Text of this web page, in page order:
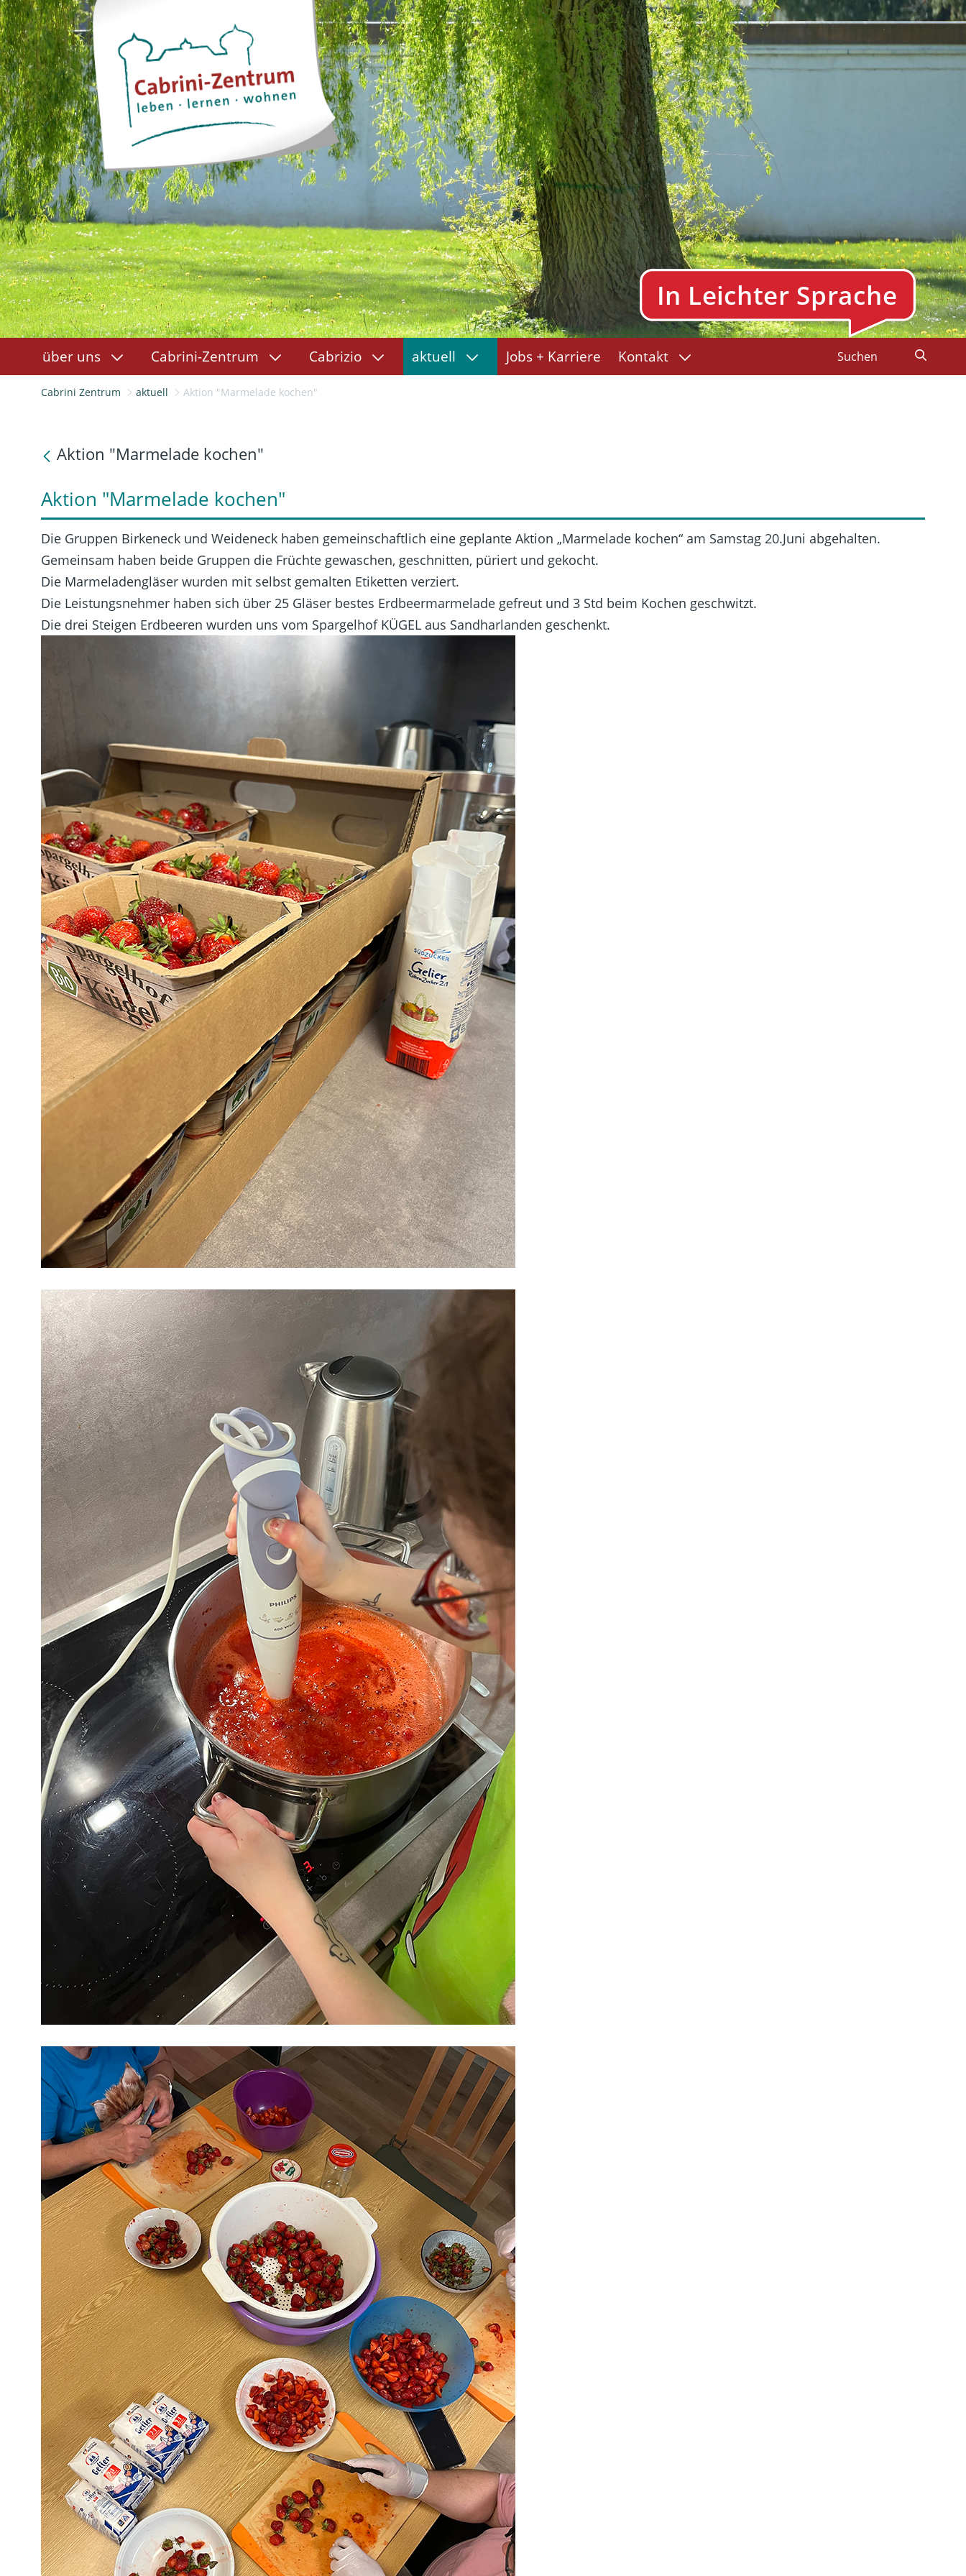
über uns Cabrini-Zentrum Cabrizio aktuell Jobs + Karriere Kontakt
Cabrini Zentrum aktuell Aktion "Marmelade kochen"
Aktion "Marmelade kochen"
Aktion "Marmelade kochen"
Die Gruppen Birkeneck und Weideneck haben gemeinschaftlich eine geplante Aktion „Marmelade kochen“ am Samstag 20.Juni abgehalten.
Gemeinsam haben beide Gruppen die Früchte gewaschen, geschnitten, püriert und gekocht.
Die Marmeladengläser wurden mit selbst gemalten Etiketten verziert.
Die Leistungsnehmer haben sich über 25 Gläser bestes Erdbeermarmelade gefreut und 3 Std beim Kochen geschwitzt.
Die drei Steigen Erdbeeren wurden uns vom Spargelhof KÜGEL aus Sandharlanden geschenkt.